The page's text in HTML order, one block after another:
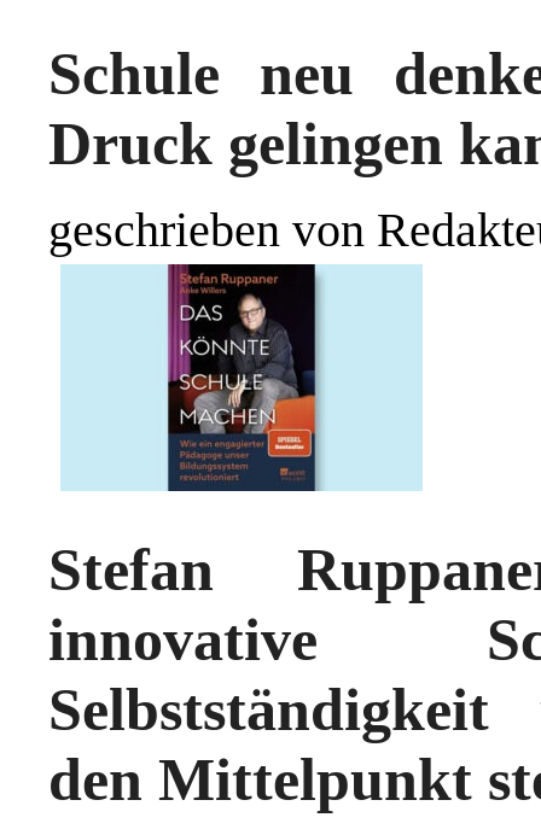
Schule neu
Druck gelingen
geschrieben von
Stefan
innovative
den Mittelpunkt